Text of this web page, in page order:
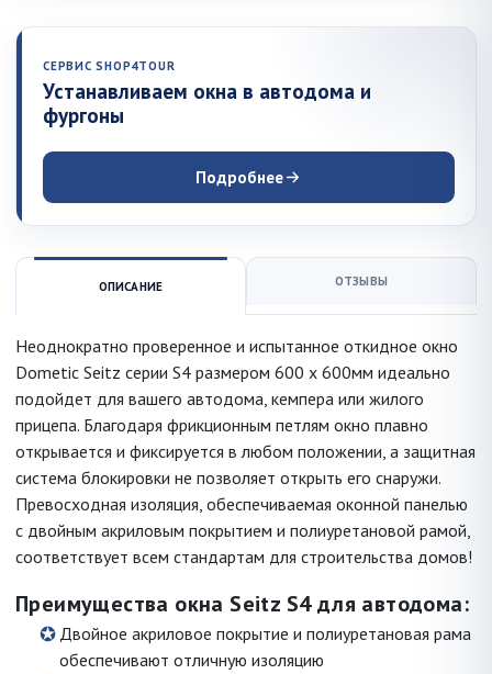
СЕРВИС SHOP4TOUR
Устанавливаем окна в автодома и
фургоны
Подробнее
ОПИСАНИЕ ОТЗЫВЫ
Неоднократно проверенное и испытанное откидное окно
Dometic Seitz серии S4 размером 600 x 600мм идеально
подойдет для вашего автодома, кемпера или жилого
прицепа. Благодаря фрикционным петлям окно плавно
открывается и фиксируется в любом положении, а защитная
система блокировки не позволяет открыть его снаружи.
Превосходная изоляция, обеспечиваемая оконной панелью
с двойным акриловым покрытием и полиуретановой рамой,
соответствует всем стандартам для строительства домов!
Преимущества окна Seitz S4 для автодома:
Двойное акриловое покрытие и полиуретановая рама
обеспечивают отличную изоляцию